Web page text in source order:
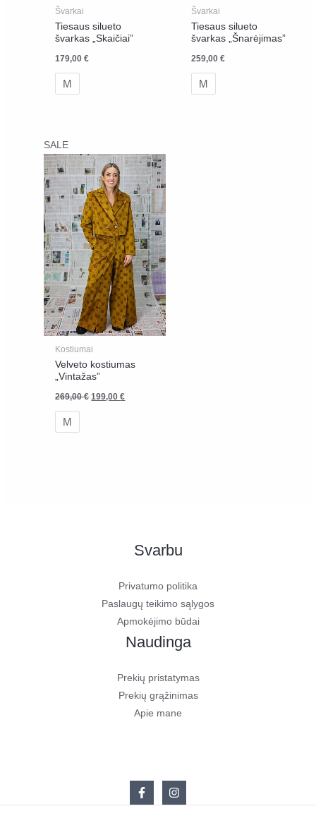
Švarkai
Tiesaus silueto
švarkas „Skaičiai”
179,00€
M
Švarkai
Tiesaus silueto
švarkas „Šnarėjimas”
259,00 €
M
SALE
Kostiumai
Velveto kostiumas
„Vintažas”
269,00€
price
was:
269,00 €.
199,00€
price
is:
199,00 €.
M
Svarbu
Privatumo politika
Paslaugų teikimo sąlygos
Apmokėjimo būdai
Naudinga
Prekių pristatymas
Prekių grąžinimas
Apie mane